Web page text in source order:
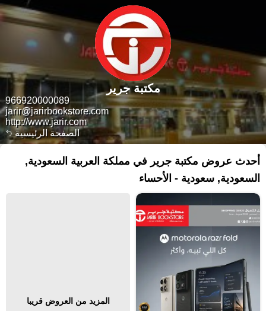
الصفحة الرئيسية
966920000089
jarir@jarirbookstore.com
http://www.jarir.com
مكتبة جرير
أحدث عروض مكتبة جرير في مملكة العربية السعودية,
السعودية, سعودية - الأحساء‎
المزيد من العروض قريبا